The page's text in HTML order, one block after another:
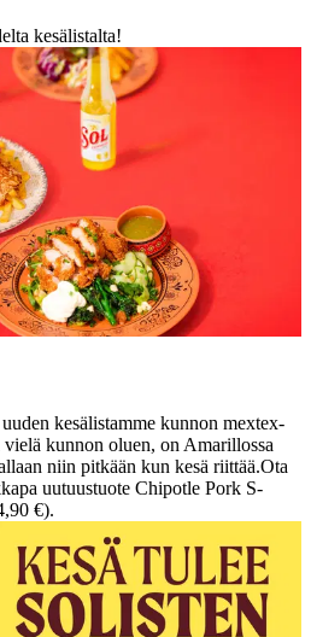
kesälistalta!
kesälistamme kunnon mextex-
kunnon oluen, on Amarillossa
niin pitkään kun kesä riittää.Ota
uutuustuote Chipotle Pork S-
€).